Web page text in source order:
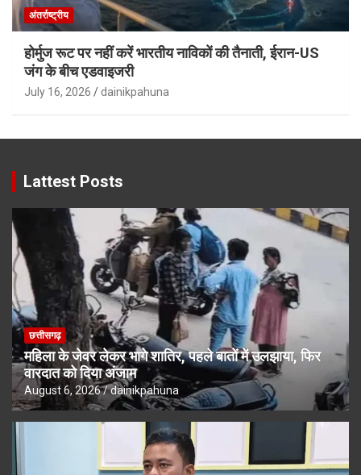
अंतर्राष्ट्रीय
होर्मुज रूट पर नहीं करें भारतीय नाविकों की तैनाती, ईरान-US
जंग के बीच एडवाइजरी
July 16, 2026 dainikpahuna
Lattest Posts
छत्तीसगढ़
महिला के जेवर लेकर भागे शातिर, पहले बातों में उलझाया, फिर
वारदात को दिया अंजाम
August 6, 2026 dainikpahuna